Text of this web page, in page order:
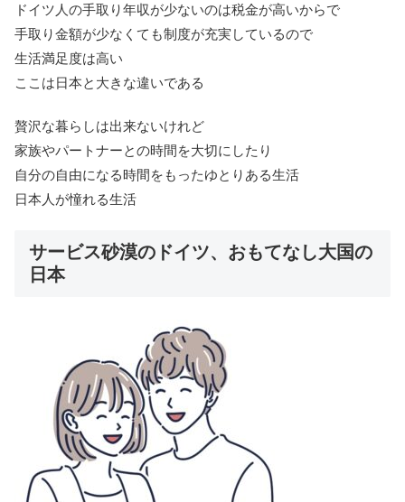
ドイツ人の手取り年収が少ないのは税金が高いからで
手取り金額が少なくても制度が充実しているので
生活満足度は高い
ここは日本と大きな違いである
贅沢な暮らしは出来ないけれど
家族やパートナーとの時間を大切にしたり
自分の自由になる時間をもったゆとりある生活
日本人が憧れる生活
サービス砂漠のドイツ、おもてなし大国の
日本